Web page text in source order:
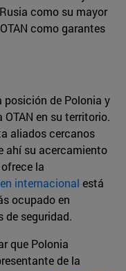
como su mayor
como garantes
de Polonia y
OTAN en su territorio.
aliados cercanos
ahí su acercamiento
la
internacional está
ocupado en
de seguridad.
que Polonia
de la